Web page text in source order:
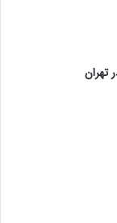
تهران